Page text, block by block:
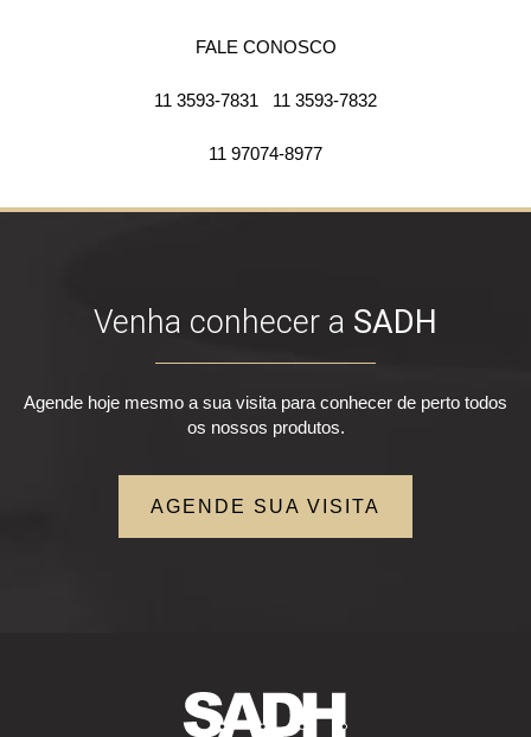
FALE CONOSCO
11 3593-7831 11 3593-7832
11 97074-8977
Venha conhecer a SADH
Agende hoje mesmo a sua visita para conhecer de perto todos
os nossos produtos.
AGENDE SUA VISITA